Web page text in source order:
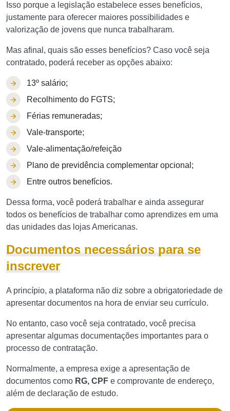
Isso porque a legislação estabelece esses benefícios,
justamente para oferecer maiores possibilidades e
valorização de jovens que nunca trabalharam.
Mas afinal, quais são esses benefícios? Caso você seja
contratado, poderá receber as opções abaixo:
13º salário;
Recolhimento do FGTS;
Férias remuneradas;
Vale-transporte;
Vale-alimentação/refeição
Plano de previdência complementar opcional;
Entre outros benefícios.
Dessa forma, você poderá trabalhar e ainda assegurar
todos os benefícios de trabalhar como aprendizes em uma
das unidades das lojas Americanas.
Documentos necessários para se
inscrever
A princípio, a plataforma não diz sobre a obrigatoriedade de
apresentar documentos na hora de enviar seu currículo.
No entanto, caso você seja contratado, você precisa
apresentar algumas documentações importantes para o
processo de contratação.
Normalmente, a empresa exige a apresentação de
documentos como RG, CPF e comprovante de endereço,
além de declaração de estudo.